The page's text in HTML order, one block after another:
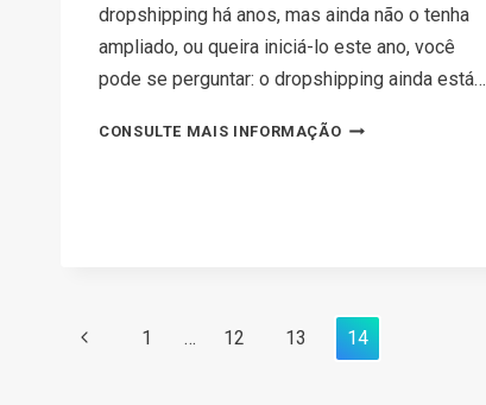
dropshipping há anos, mas ainda não o tenha
ampliado, ou queira iniciá-lo este ano, você
pode se perguntar: o dropshipping ainda está…
CONSULTE MAIS INFORMAÇÃOIS
2026?
Navegação
Página
1 … 12 13 14